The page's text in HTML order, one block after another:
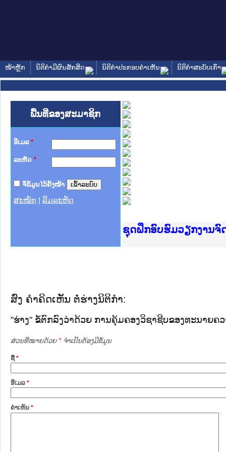
ໜ້າຫຼັກ ນິຕິກໍາມີຜົນສັກສິດ ນິຕິກໍາປະກອບຄໍາເຫັນ ນິຕິກໍາສະບັບເກົ່າ
ພື້ນທີ່ຂອງສະມາຊິກ
ອີເມລ *
ລະຫັດ *
ຈື່ຂໍ້ມູນໄວ້ຄັ້ງໜ້າ
ສະໝັກ ລືມລະຫັດ
Ministry of Justice
ເຜີຍແຜ່ວັບໄຊຈົດໝາຍເ
ກະຊວງຍຸຕິທຳ
ຊຸດຝຶກອົບຮົມວຽກງານຈົ
ກອງປະຊຸມທົບທວນຄືນກ
ຝຶກອົບຮົມ ຜູ່ປະສານງາ
ຝຶກອົບຮົມ ຜູ່ປະສານງາ
ເຜີຍແຜ່ແອັບກົດໝາຍລາ
ເຜີຍແຜ່ແອັບກົດໝາຍລາ
ຍົກລະດັບວຽກງານຈົດໝ
ຊຸດຝຶກອົບຮົມວຽກງານຈົ
ສົ່ງ ຄໍາຄິດເຫັນ ຕໍ່ຮ່າງນິຕິກໍາ:
"ຮ່າງ" ຂໍ້ຕົກລົງວ່າດ້ວຍ ການຄຸ້ມຄອງວິຊາຊີບຂອງທະນາຍຄ
ສ່ວນທີ່ໝາຍດ້ວຍ *ຈໍາເປັນຕ້ອງມີຂໍ້ມູນ
ຊື່*
ອີເມລ *
ຄໍາເຫັນ *